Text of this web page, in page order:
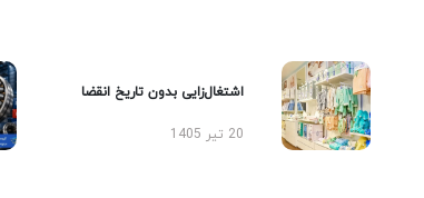
اشتغال‌زایی بدون تاریخ انقضا
20 تیر 1405